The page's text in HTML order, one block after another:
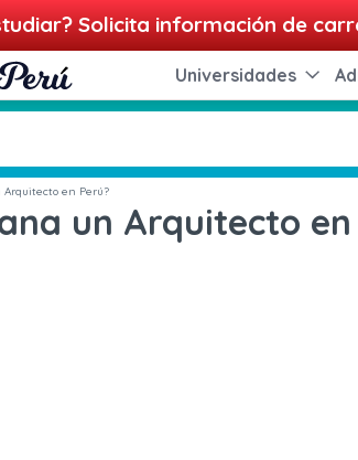
Solicita información de
Universidades
en Perú?
un Arquitecto en